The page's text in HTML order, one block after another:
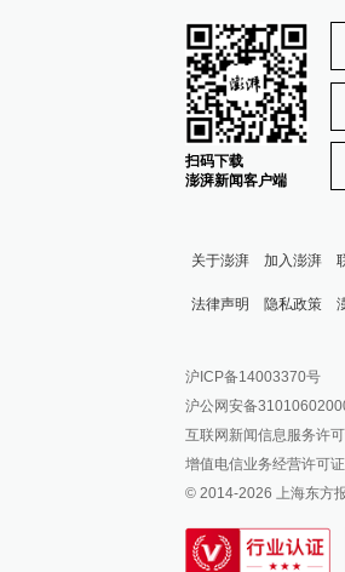
扫码下载
澎湃新闻客户端
关于澎湃 加入澎湃
法律声明 隐私政策
澎湃新闻
澎湃新闻
派生万
IP
SIXTH
报料邮箱:
沪ICP备14003370号
沪公网安备
互联网新闻信息服务许
增值电信业务经营许可
© 2014-2026 上海东方